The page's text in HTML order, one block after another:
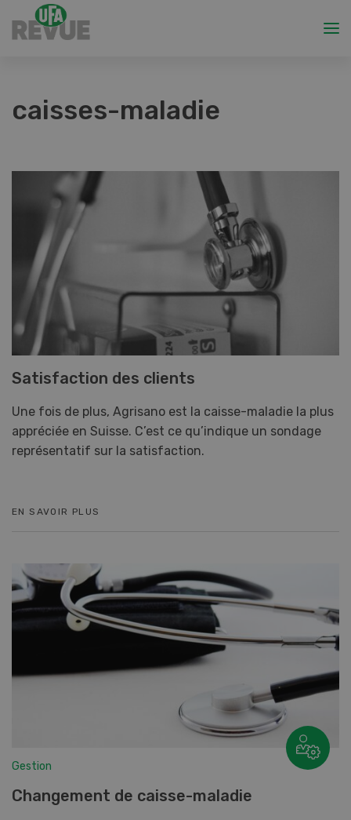
caisses-maladie
Satisfaction des clients
Une fois de plus, Agrisano est la caisse-maladie la plus
appréciée en Suisse. C’est ce qu’indique un sondage
représentatif sur la satisfaction.
EN SAVOIR PLUS
Gestion
Changement de caisse-maladie